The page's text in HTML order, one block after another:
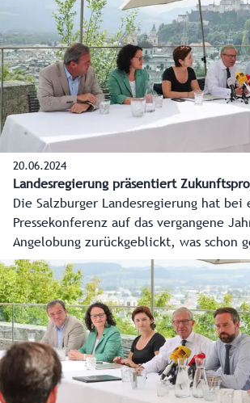
20.06.2024
Landesregierung präsentiert
Die Salzburger Landesregierung hat bei
Pressekonferenz auf das vergangene
Angelobung zurückgeblickt, was schon
Aber der Blick ging noch viel mehr
Vorhaben und Schlüsselprojekte für das
Bundesland anstehen. Hier die O-Töne
Regierungsspitzen Landeshauptmann
Landeshauptmann-Stellvertreterin